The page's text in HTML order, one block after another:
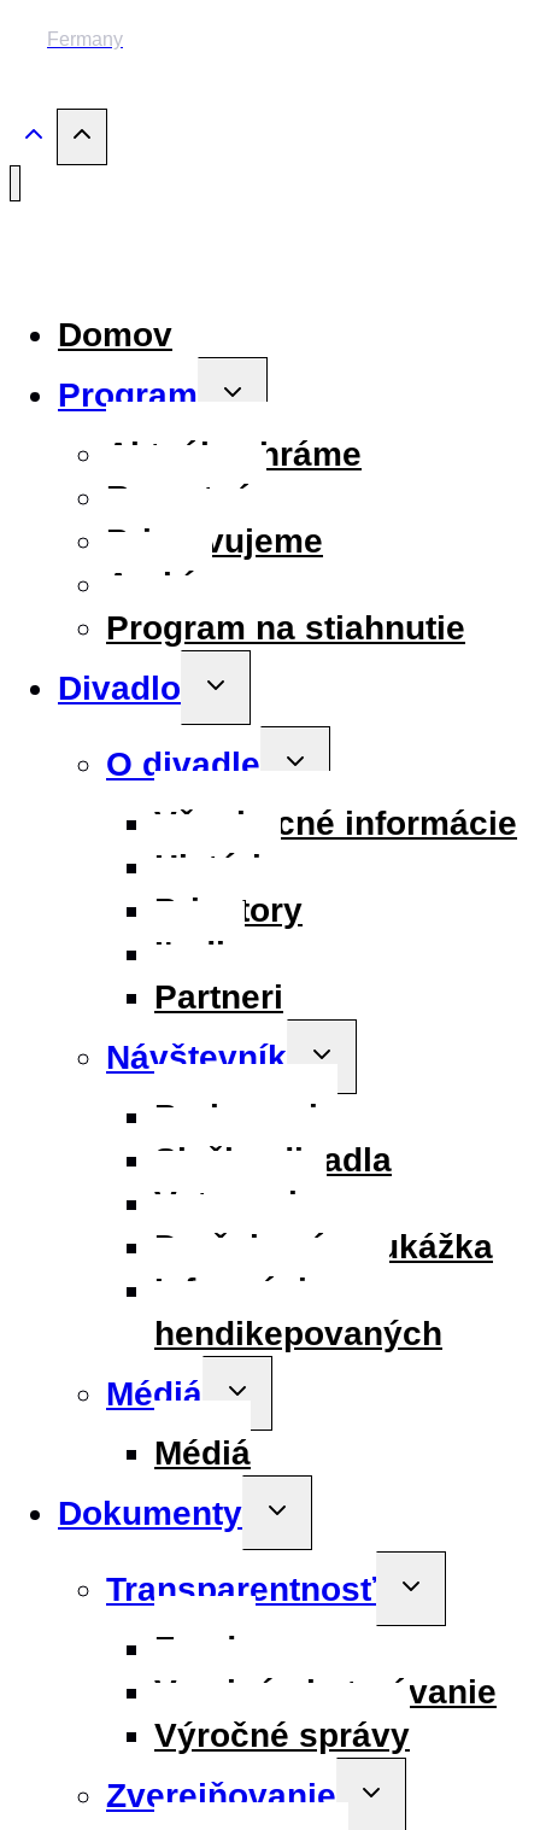
Fermany
Domov
Program
Toggle
Aktuálne hráme
Repertoár
Pripravujeme
Archív
Program na stiahnutie
Divadlo
Toggle
menu
O divadle
Toggle
Všeobecné informácie
História
Priestory
Ľudia
Partneri
Návštevník
Toggle
menu
Parkovanie
Služby divadla
Vstupenky
Darčeková poukážka
Informácie pre
hendikepovaných
Médiá
Toggle
menu
Médiá
Dokumenty
Toggle
menu
Transparentnosť
Toggle
menu
Fondy
Verejné obstarávanie
Výročné správy
Zverejňovanie
Toggle